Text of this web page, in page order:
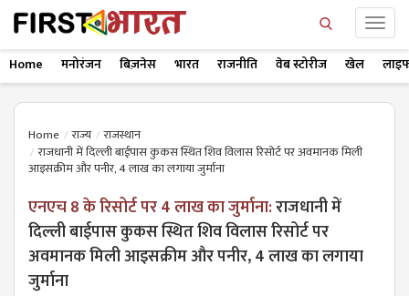
Home मनोरंजन बिज़नेस भारत राजनीति वेब स्टोरीज खेल
Home राज्य
राजस्थान
राजधानी में दिल्ली बाईपास कुकस ​स्थित शिव विलास रिसोर्ट पर अवमानक मिली
आइसक्रीम और पनीर, 4 लाख का लगाया जुर्माना
एनएच 8 के रिसोर्ट पर 4 लाख का जुर्माना:राजधानी में
दिल्ली बाईपास कुकस ​स्थित शिव विलास रिसोर्ट पर
अवमानक मिली आइसक्रीम और पनीर, 4 लाख का लगाया
जुर्माना